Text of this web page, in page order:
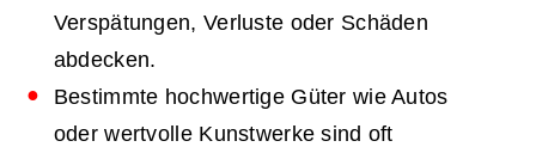
Verspätungen, Verluste oder Schäden
abdecken.
Bestimmte hochwertige Güter wie Autos
oder wertvolle Kunstwerke sind oft